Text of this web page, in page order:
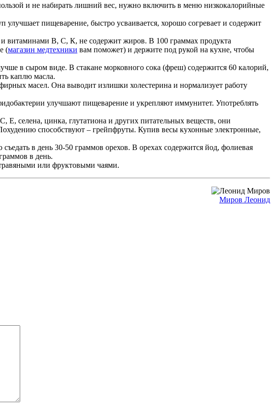
и не набирать лишний вес, нужно включить в меню низкокалорийные
пищеварение, быстро усваивается, хорошо согревает и содержит
витаминами В, С, К, не содержит жиров. В 100 граммах продукта
(магазин медтехники вам поможет) и держите под рукой на кухне, чтобы
в сыром виде. В стакане морковного сока (фреш) содержится 60 калорий,
каплю масла.
масел. Она выводит излишки холестерина и нормализует работу
улучшают пищеварение и укрепляют иммунитет. Употреблять
селена, цинка, глутатиона и других питательных веществ, они
способствуют – грейпфруты. Купив весы кухонные электронные,
в день 30-50 граммов орехов. В орехах содержится йод, фолиевая
в день.
или фруктовыми чаями.
Миров Леонид